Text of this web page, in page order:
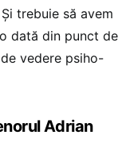
trebuie să avem
dată din punct de
vedere psiho-
Adrian